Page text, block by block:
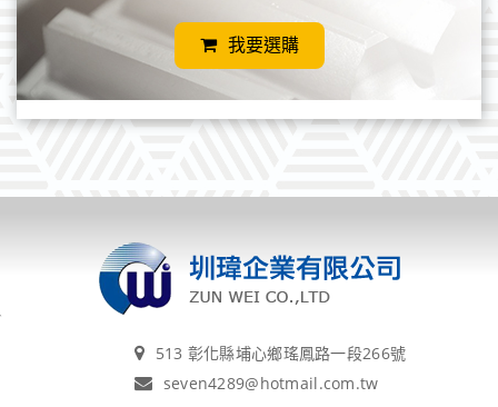
我要選購
513 彰化縣埔心鄉瑤鳳路一段266號
seven4289@hotmail.com.tw